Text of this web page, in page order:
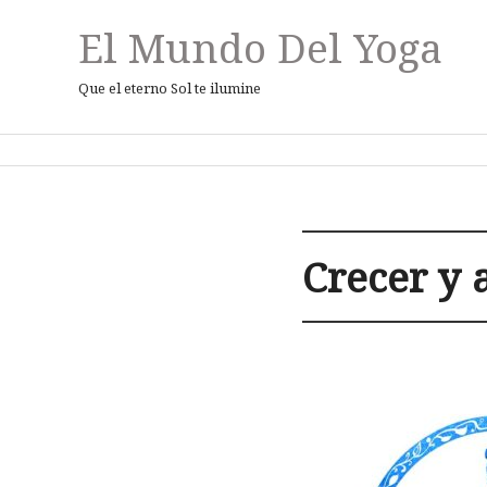
El Mundo Del Yoga
Que el eterno Sol te ilumine
Crecer y